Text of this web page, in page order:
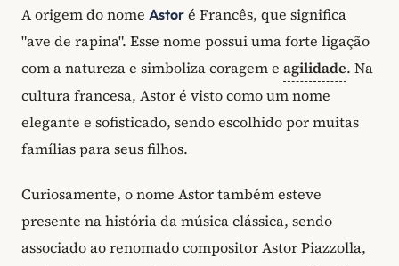
A origem do nome Astor é Francês, que significa
"ave de rapina". Esse nome possui uma forte ligação
com a natureza e simboliza coragem e agilidade. Na
cultura francesa, Astor é visto como um nome
elegante e sofisticado, sendo escolhido por muitas
famílias para seus filhos.
Curiosamente, o nome Astor também esteve
presente na história da música clássica, sendo
associado ao renomado compositor Astor Piazzolla,